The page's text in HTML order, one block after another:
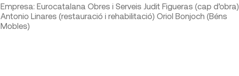
Empresa: Eurocatalana Obres i Serveis Judit Figueras (cap d’obra)
Antonio Linares (restauració i rehabilitació) Oriol Bonjoch (Béns
Mobles)